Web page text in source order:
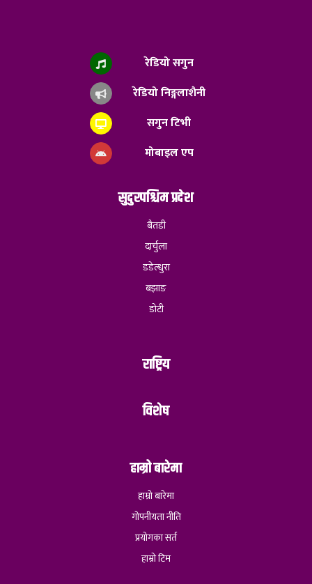
रेडियो सगुन
रेडियो निङ्गलाशैनी
सगुन टिभी
मोबाइल एप
सुदुरपश्चिम प्रदेश
बैतडी
दार्चुला
डडेल्धुरा
बझाङ
डोटी
राष्ट्रिय
विशेष
हाम्रो बारेमा
हाम्रो बारेमा
गोपनीयता नीति
प्रयोगका सर्त
हाम्रो टिम